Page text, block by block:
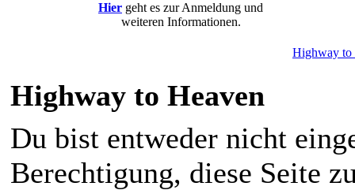
Hier geht es zur Anmeldung und
weiteren Informationen.
Highway to
Highway to Heaven
Du bist entweder nicht
Berechtigung, diese Seite